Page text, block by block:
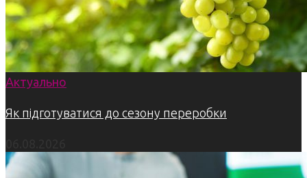
Актуально
Як підготуватися до сезону переробки